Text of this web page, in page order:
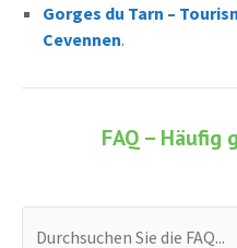
Gorges du Tarn –
Cevennen.
FAQ –